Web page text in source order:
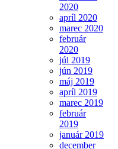
2020
apríl 2020
marec 2020
február
2020
júl 2019
jún 2019
máj 2019
apríl 2019
marec 2019
február
2019
január 2019
december